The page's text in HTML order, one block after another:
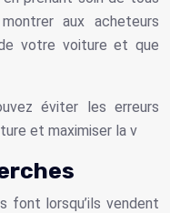
aux acheteurs
votre voiture et que
éviter les erreurs
et maximiser la v
font lorsqu’ils vendent